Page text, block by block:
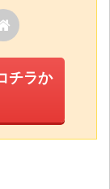
チラか